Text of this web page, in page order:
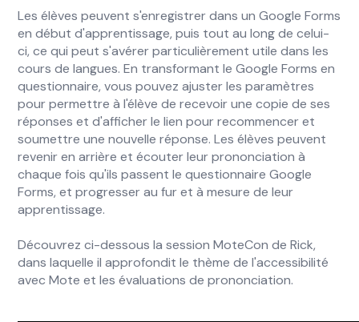
Les élèves peuvent s'enregistrer dans un Google Forms
en début d'apprentissage, puis tout au long de celui-
ci, ce qui peut s'avérer particulièrement utile dans les
cours de langues. En transformant le Google Forms en
questionnaire, vous pouvez ajuster les paramètres
pour permettre à l'élève de recevoir une copie de ses
réponses et d'afficher le lien pour recommencer et
soumettre une nouvelle réponse. Les élèves peuvent
revenir en arrière et écouter leur prononciation à
chaque fois qu'ils passent le questionnaire Google
Forms, et progresser au fur et à mesure de leur
apprentissage.
Découvrez ci-dessous la session MoteCon de Rick,
dans laquelle il approfondit le thème de l'accessibilité
avec Mote et les évaluations de prononciation.